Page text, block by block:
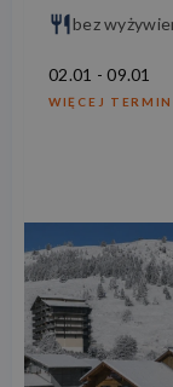
bez
02.01 - 09.01
WIĘCEJ